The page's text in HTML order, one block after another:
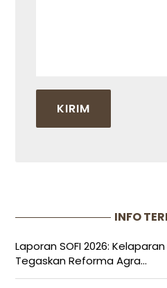
INFO
Laporan SOFI 2026:
Tegaskan Reforma Agra...